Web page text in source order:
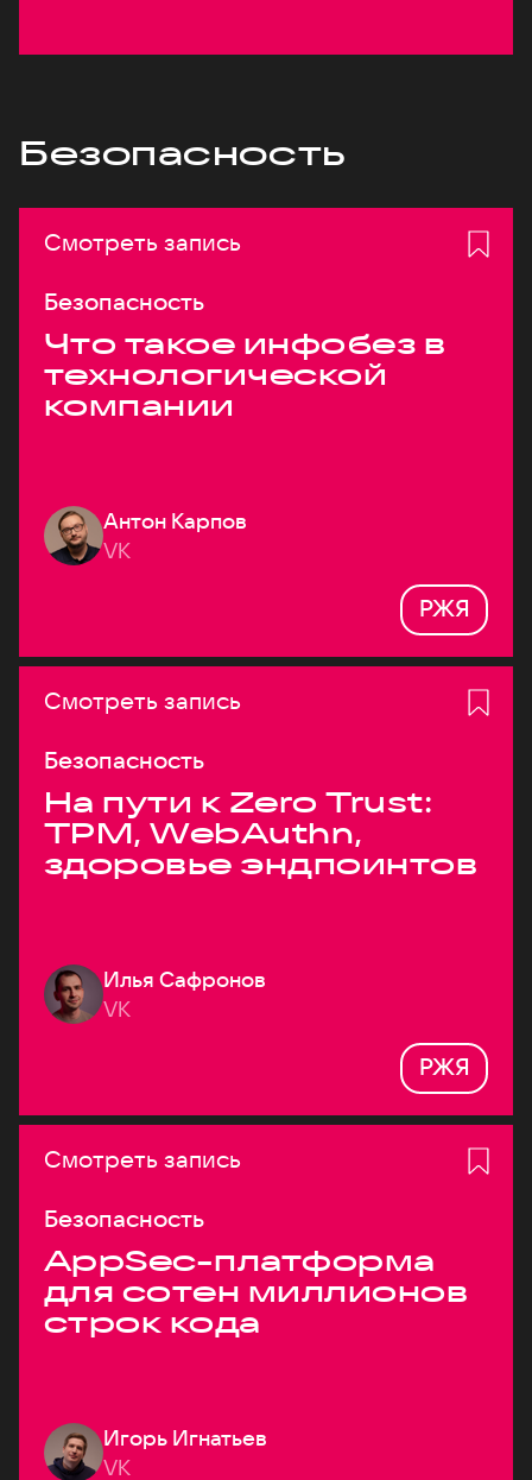
Безопасность
Смотреть запись
Безопасность
Что такое инфобез в
технологической
компании
Антон Карпов
VK
РЖЯ
Смотреть запись
Безопасность
На пути к Zero Trust:
TPM, WebAuthn,
здоровье эндпоинтов
Илья Сафронов
VK
РЖЯ
Смотреть запись
Безопасность
AppSec-платформа
для сотен миллионов
строк кода
Игорь Игнатьев
VK